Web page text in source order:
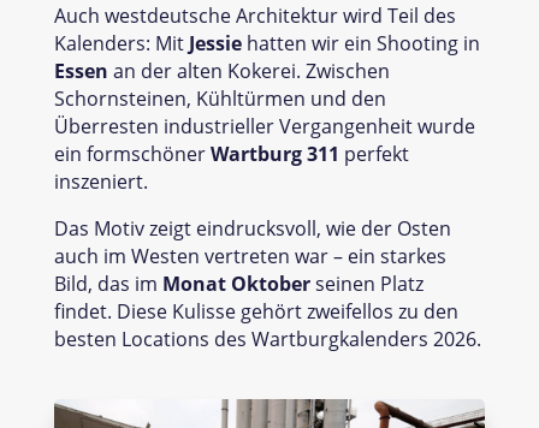
Auch westdeutsche Architektur wird Teil des
Kalenders: Mit Jessiehatten wir ein Shooting in
Essen an der alten Kokerei. Zwischen
Schornsteinen, Kühltürmen und den
Überresten industrieller Vergangenheit wurde
ein formschönerWartburg 311 perfekt
inszeniert.
Das Motiv zeigt eindrucksvoll, wie der Osten
auch im Westen vertreten war – ein starkes
Bild, das im Monat Oktoberseinen Platz
findet. Diese Kulisse gehört zweifellos zu den
besten Locations des Wartburgkalenders 2026.